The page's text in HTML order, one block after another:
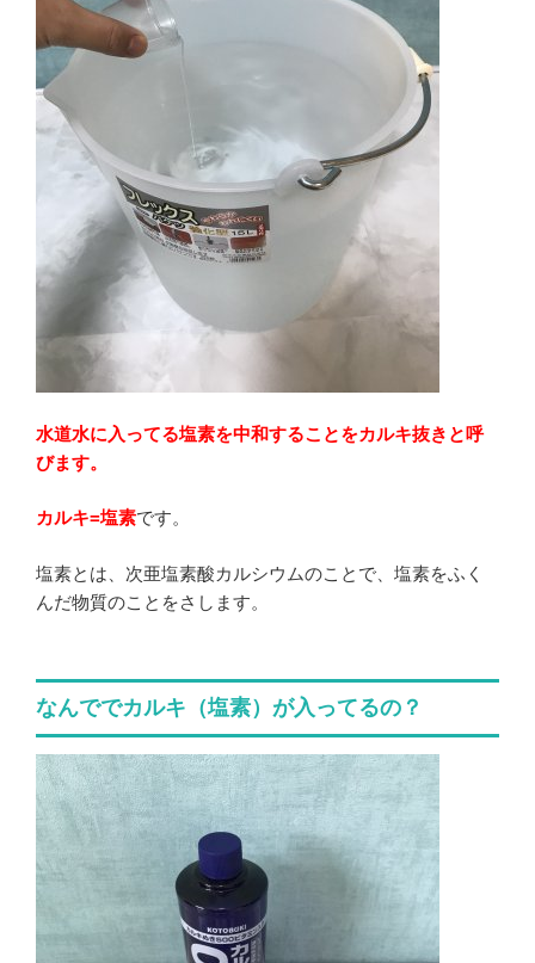
水道水に入ってる塩素を中和することをカルキ抜きと呼
びます。
カルキ=塩素です。
塩素とは、次亜塩素酸カルシウムのことで、塩素をふく
んだ物質のことをさします。
なんででカルキ（塩素）が入ってるの？